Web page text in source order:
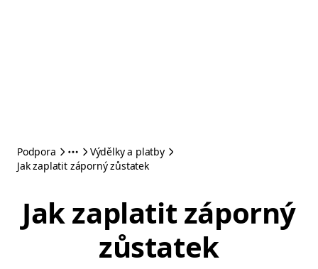
Podpora
Výdělky a platby
Jak zaplatit záporný zůstatek
Jak zaplatit záporný
zůstatek